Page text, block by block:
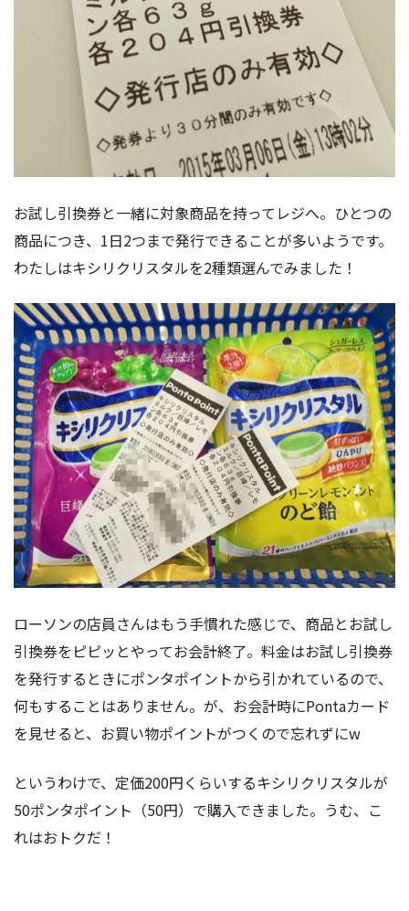
お試し引換券と一緒に対象商品を持ってレジへ。ひとつの
商品につき、1日2つまで発行できることが多いようです。
わたしはキシリクリスタルを2種類選んでみました！
ローソンの店員さんはもう手慣れた感じで、商品とお試し
引換券をピピッとやってお会計終了。料金はお試し引換券
を発行するときにポンタポイントから引かれているので、
何もすることはありません。が、お会計時にPontaカード
を見せると、お買い物ポイントがつくので忘れずにw
というわけで、定価200円くらいするキシリクリスタルが
50ポンタポイント（50円）で購入できました。うむ、こ
れはおトクだ！